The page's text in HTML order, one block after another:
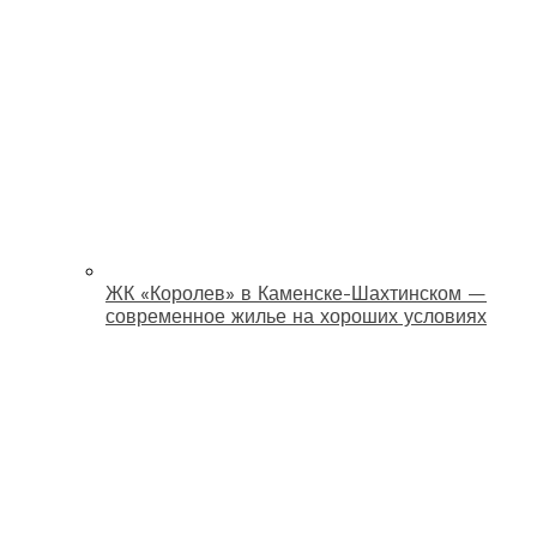
ЖК «Королев» в Каменске-Шахтинском —
современное жилье на хороших условиях